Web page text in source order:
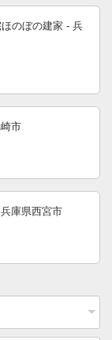
のぼの建家 - 兵
市
庫県西宮市